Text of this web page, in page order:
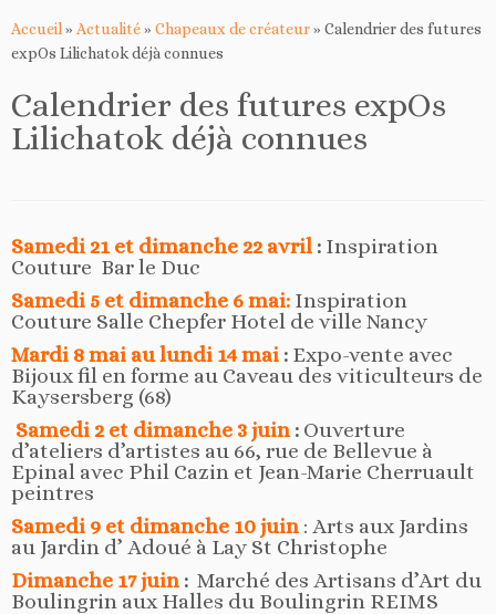
Accueil » Actualité» Chapeaux de créateur» Calendrier des futures
expOs Lilichatok déjà connues
Calendrier des futures expOs
Lilichatok déjà connues
Samedi 21 et dimanche 22 avril : Inspiration
Couture Bar le Duc
Samedi 5 et dimanche 6 mai: Inspiration
Couture Salle Chepfer Hotel de ville Nancy
Mardi 8 mai au lundi 14 mai : Expo-vente avec
Bijoux fil en forme au Caveau des viticulteurs de
Kaysersberg (68)
Samedi 2 et dimanche 3 juin : Ouverture
d’ateliers d’artistes au 66, rue de Bellevue à
Epinal avec Phil Cazin et Jean-Marie Cherruault
peintres
Samedi 9 et dimanche 10 juin : Arts aux Jardins
au Jardin d’ Adoué à Lay St Christophe
Dimanche 17 juin : Marché des Artisans d’Art du
Boulingrin aux Halles du Boulingrin REIMS